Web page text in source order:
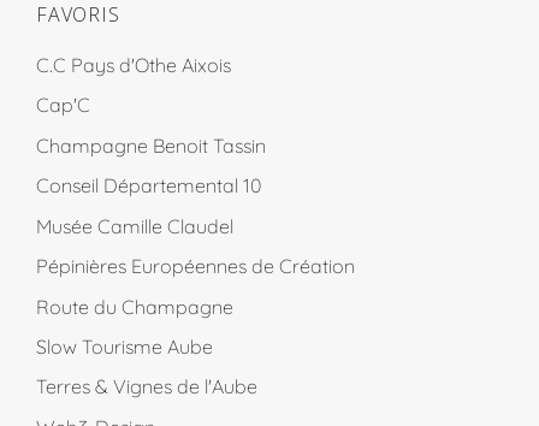
FAVORIS
C.C Pays d'Othe Aixois
Cap'C
Champagne Benoit Tassin
Conseil Départemental 10
Musée Camille Claudel
Pépinières Européennes de Création
Route du Champagne
Slow Tourisme Aube
Terres & Vignes de l'Aube